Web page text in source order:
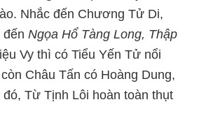
Nhắc đến Chương Tử Di,
Ngọa Hổ Tàng Long, Thập
Vy thì có Tiểu Yến Tử nổi
Châu Tấn có Hoàng Dung,
Từ Tịnh Lôi hoàn toàn thụt